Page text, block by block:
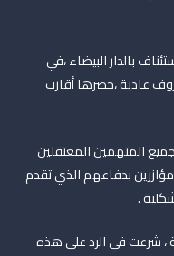
بالدار البيضاء ،في
عادية ،حضرها أقارب
المتهمين المعتقلين
بدفاعهم الذي تقدم
.
، شرعت في الرد على هذه